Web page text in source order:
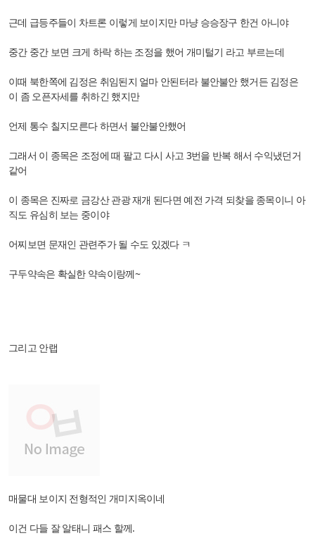
근데 급등주들이 차트론 이렇게 보이지만 마냥 승승장구 한건 아니야
중간 중간 보면 크게 하락 하는 조정을 했어 개미털기 라고 부르는데
이때 북한쪽에 김정은 취임된지 얼마 안된터라 불안불안 했거든 김정은
이 좀 오픈자세를 취하긴 했지만
언제 통수 칠지모른다 하면서 불안불안했어
그래서 이 종목은 조정에 때 팔고 다시 사고 3번을 반복 해서 수익냈던거
같어
이 종목은 진짜로 금강산 관광 재개 된다면 예전 가격 되찾을 종목이니 아
직도 유심히 보는 중이야
어찌보면 문재인 관련주가 될 수도 있겠다 ㅋ
구두약속은 확실한 약속이랑께~
그리고 안랩
매물대 보이지 전형적인 개미지옥이네
이건 다들 잘 알태니 패스 할께.